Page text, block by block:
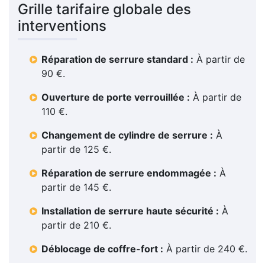
Grille tarifaire globale des
interventions
Réparation de serrure standard : À partir de
90 €.
Ouverture de porte verrouillée : À partir de
110 €.
Changement de cylindre de serrure : À
partir de 125 €.
Réparation de serrure endommagée : À
partir de 145 €.
Installation de serrure haute sécurité : À
partir de 210 €.
Déblocage de coffre-fort : À partir de 240 €.